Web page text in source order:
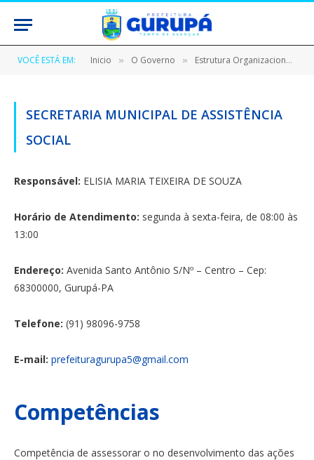
VOCÊ ESTÁ EM: Inicio » O Governo » Estrutura Organizacional
SECRETARIA MUNICIPAL DE ASSISTÊNCIA
SOCIAL
Responsável: ELISIA MARIA TEIXEIRA DE SOUZA
Horário de Atendimento: segunda à sexta-feira, de 08:00 às
13:00
Endereço: Avenida Santo Antônio S/Nº – Centro – Cep:
68300000, Gurupá-PA
Telefone: (91) 98096-9758
E-mail: prefeituragurupa5@gmail.com
Competências
Competência de assessorar o no desenvolvimento das ações